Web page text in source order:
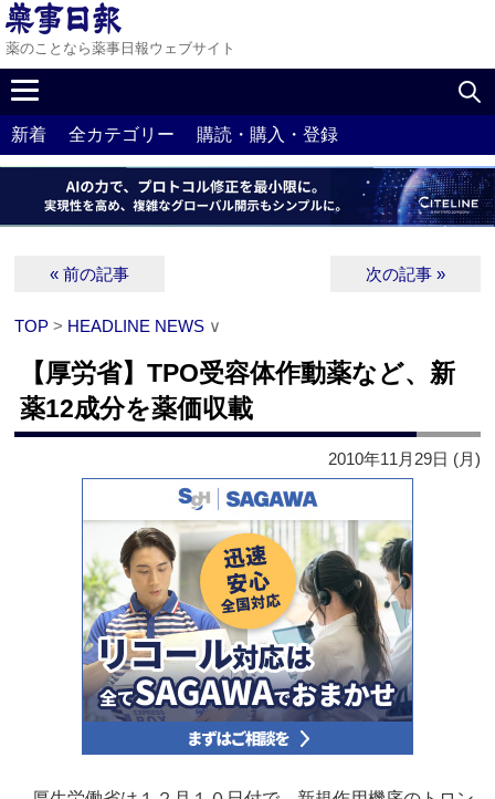
薬のことなら薬事日報ウェブサイト
新着 全カテゴリー 購読・購入・登録
« 前の記事 次の記事 »
TOP > HEADLINE NEWS ∨
【厚労省】TPO受容体作動薬など、新
薬12成分を薬価収載
2010年11月29日 (月)